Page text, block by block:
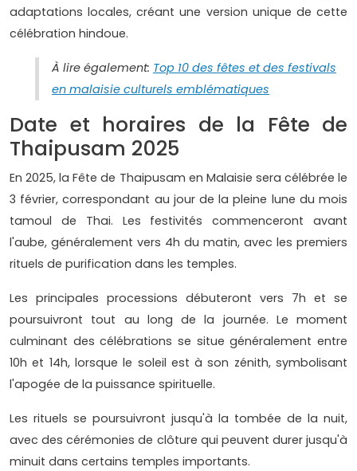
adaptations locales, créant une version unique de cette
célébration hindoue.
À lire également: Top 10 des fêtes et des festivals
en malaisie culturels emblématiques
Date et horaires de la Fête de
Thaipusam 2025
En 2025, la Fête de Thaipusam en Malaisie sera célébrée le
3 février, correspondant au jour de la pleine lune du mois
tamoul de Thai. Les festivités commenceront avant
l'aube, généralement vers 4h du matin, avec les premiers
rituels de purification dans les temples.
Les principales processions débuteront vers 7h et se
poursuivront tout au long de la journée. Le moment
culminant des célébrations se situe généralement entre
10h et 14h, lorsque le soleil est à son zénith, symbolisant
l'apogée de la puissance spirituelle.
Les rituels se poursuivront jusqu'à la tombée de la nuit,
avec des cérémonies de clôture qui peuvent durer jusqu'à
minuit dans certains temples importants.